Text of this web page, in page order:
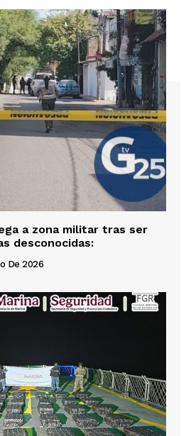
a zona militar tras ser
desconocidas:
De 2026